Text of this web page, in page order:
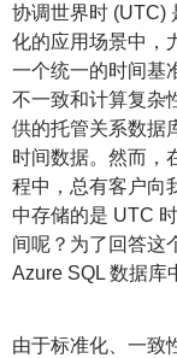
协调世界时 (UTC)
化的应用场景中，
一个统一的时间基
不一致和计算复杂
供的托管关系数据
时间数据。然而，
程中，总有客户向
中存储的是 UTC
间呢？为了回答这
Azure SQL 数据库
由于标准化、一致